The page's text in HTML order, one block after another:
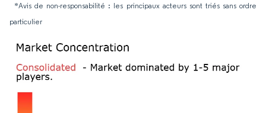
*Avis de non-responsabilité : les principaux acteurs sont triés sans ordre
particulier